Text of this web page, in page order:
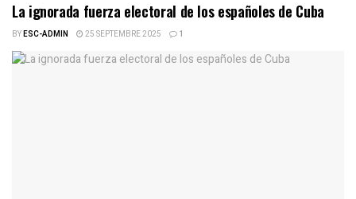
La ignorada fuerza electoral de los españoles de Cuba
BYESC-ADMIN 25 SEPTEMBRE 2025 1